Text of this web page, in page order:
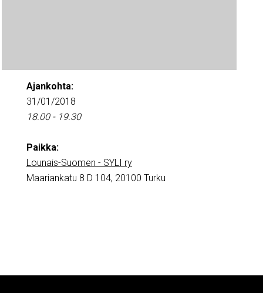
Ajankohta:
31/01/2018
18.00 - 19.30
Paikka:
Lounais-Suomen - SYLI ry
Maariankatu 8 D 104, 20100 Turku